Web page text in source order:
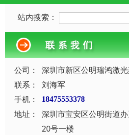
站内搜索：
公司：
深圳市新区公明瑞鸿激
联系：
刘海军
手机：
18475553378
地址：
深圳市宝安区公明街道
20号一楼